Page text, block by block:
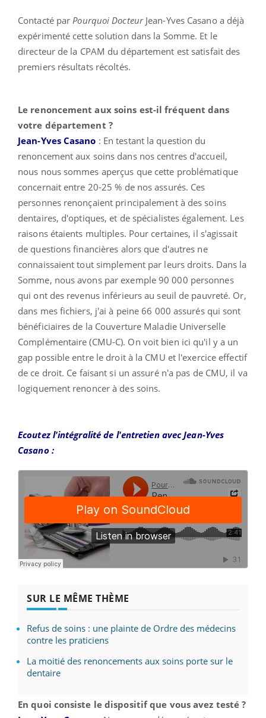
Contacté parPourquoi DocteurJean-Yves Casano a déjà
expérimenté cette solution dans la Somme. Et le
directeur de la CPAM du département est satisfait des
premiers résultats récoltés.
Le renoncement aux soins est-il fréquent dans
votre département ?
Jean-Yves Casano : En testant la question du
renoncement aux soins dans nos centres d'accueil,
nous nous sommes aperçus que cette problématique
concernait entre 20-25 % de nos assurés. Ces
personnes renonçaient principalement à des soins
dentaires, d'optiques, et de spécialistes également. Les
raisons étaients multiples. Pour certaines, il s'agissait
de questions financières alors que d'autres ne
connaissaient tout simplement par leurs droits. Dans la
Somme, nous avons par exemple 90 000 personnes
qui ont des revenus inférieurs au seuil de pauvreté. Or,
dans mes fichiers, j'ai à peine 66 000 assurés qui sont
bénéficiaires de la Couverture Maladie Universelle
Complémentaire (CMU-C). On voit bien ici qu'il y a un
gap possible entre le droit à la CMU et l'exercice effectif
de ce droit. Ce faisant si un assuré n'a pas de CMU, il va
logiquement renoncer à des soins.
Ecoutez l'intégralité de l'entretien avec Jean-Yves
Casano :
SUR LE MÊME THÈME
Refus de soins : une plainte de Ordre des médecins
contre les praticiens
La moitié des renoncements aux soins porte sur le
dentaire
En quoi consiste le dispositif que vous avez testé ?